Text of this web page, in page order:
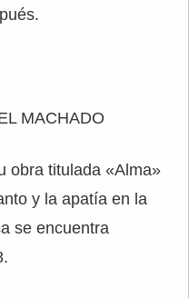
MACHADO
obra titulada «Alma»
y la apatía en la
se encuentra